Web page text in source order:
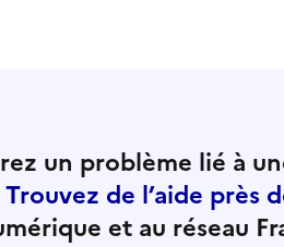
un problème lié à
Trouvez de l’aide près
et au réseau